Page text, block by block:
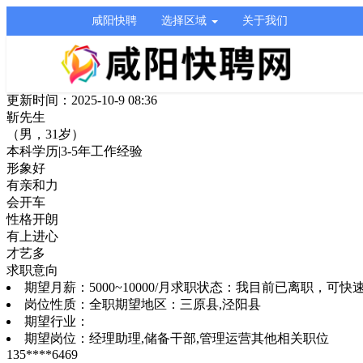
咸阳快聘 选择区域 关于我们
更新时间：2025-10-9 08:36
靳先生
（男，31岁）
本科学历|3-5年工作经验
形象好
有亲和力
会开车
性格开朗
有上进心
才艺多
求职意向
期望月薪： 5000~10000/月 求职状态： 我目前已离职，可快
岗位性质： 全职期望地区： 三原县,泾阳县
期望行业：
期望岗位： 经理助理,储备干部,管理运营其他相关职位
135****6469